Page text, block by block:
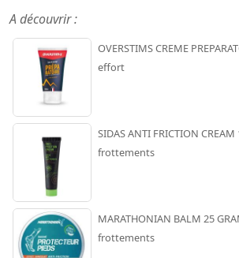
A découvrir :
OVERSTIMS CREME
effort
SIDAS ANTI FRICTION
frottements
MARATHONIAN BALM 25
frottements